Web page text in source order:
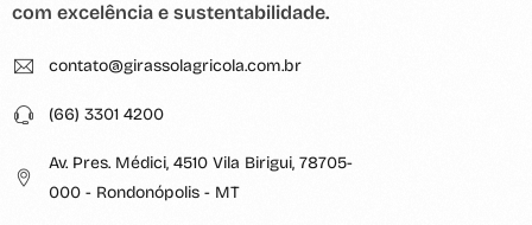
com excelência e sustentabilidade.
contato@girassolagricola.com.br
(66) 3301 4200
Av. Pres. Médici, 4510 Vila Birigui, 78705-
000 - Rondonópolis - MT